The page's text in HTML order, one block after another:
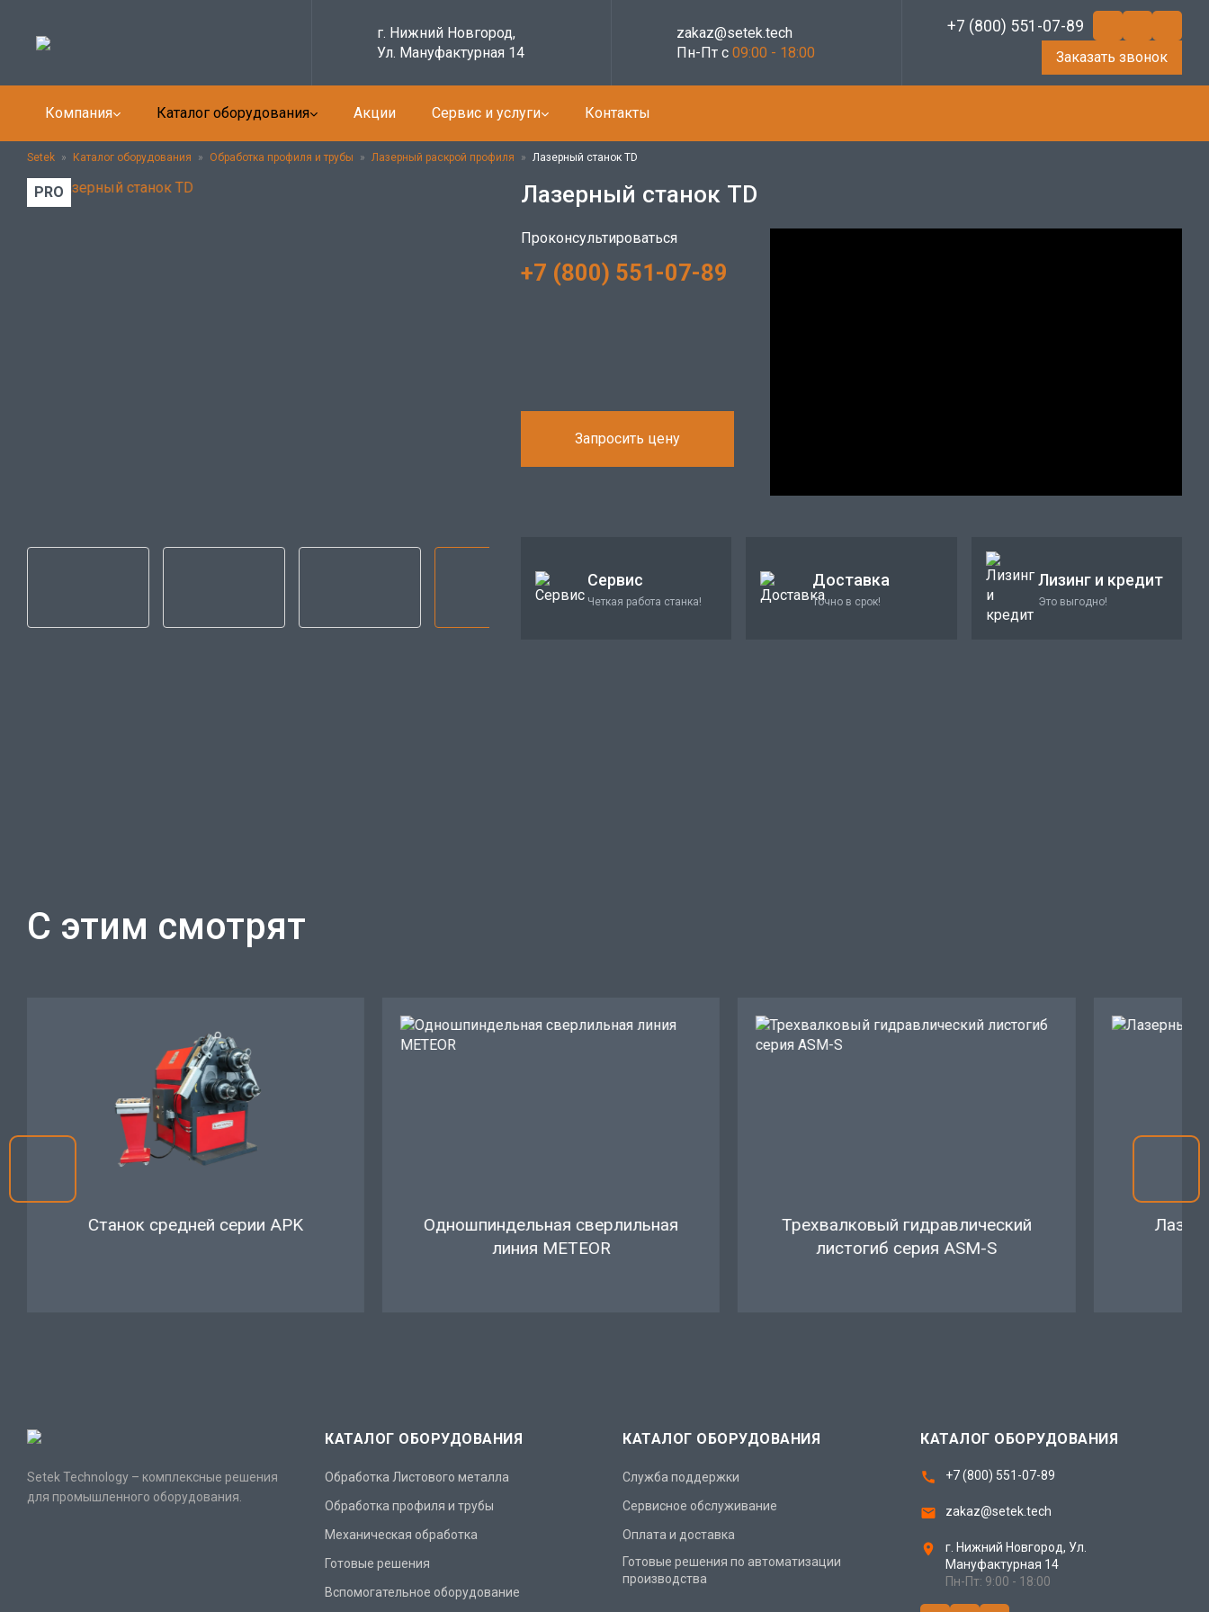
г. Нижний Новгород,
Ул. Мануфактурная 14
zakaz@setek.tech
Пн-Пт с 09:00 - 18:00
+7 (800) 551-07-89
Заказать звонок
Компания Каталог оборудования Акции Сервис и услуги Контакты
Setek » Каталог оборудования » Обработка профиля и трубы » Лазерный раскрой профиля » Лазерный станок ТD
PRO Лазерный станок ТD
Проконсультироваться
+7 (800) 551-07-89
Запросить цену
Сервис
Четкая работа станка!
Доставка
Точно в срок!
Лизинг и кредит
Это выгодно!
С этим смотрят
Одношпиндельная сверлильная
Трехвалковый гидравлический
листогиб серия ASM-S
Лазерный станок TE series
Setek Technology – комплексные решения
для промышленного оборудования.
КАТАЛОГ ОБОРУДОВАНИЯ
Обработка Листового металла
Обработка профиля и трубы
Механическая обработка
Готовые решения
Вспомогательное оборудование
КАТАЛОГ ОБОРУДОВАНИЯ
Служба поддержки
Сервисное обслуживание
Оплата и доставка
Готовые решения по автоматизации
производства
КАТАЛОГ ОБОРУДОВАНИЯ
+7 (800) 551-07-89
zakaz@setek.tech
г. Нижний Новгород, Ул.
Мануфактурная 14
Пн-Пт: 9:00 - 18:00